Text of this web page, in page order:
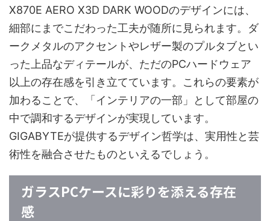
X870E AERO X3D DARK WOODのデザインには、
細部にまでこだわった工夫が随所に見られます。ダ
ークメタルのアクセントやレザー製のプルタブとい
った上品なディテールが、ただのPCハードウェア
以上の存在感を引き立てています。これらの要素が
加わることで、「インテリアの一部」として部屋の
中で調和するデザインが実現しています。
GIGABYTEが提供するデザイン哲学は、実用性と芸
術性を融合させたものといえるでしょう。
ガラスPCケースに彩りを添える存在
感